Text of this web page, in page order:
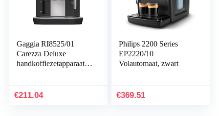
Gaggia RI8525/01
Carezza Deluxe
handkoffiezetapparaat
1900W, grijs/zwart
€211.04
Philips 2200 Series
EP2220/10
Volautomaat, zwart
€369.51